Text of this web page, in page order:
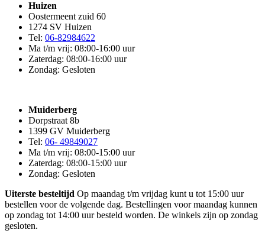
Huizen
Oostermeent zuid 60
1274 SV Huizen
Tel: 06-82984622
Ma t/m vrij: 08:00-16:00 uur
Zaterdag: 08:00-16:00 uur
Zondag: Gesloten
Muiderberg
Dorpstraat 8b
1399 GV Muiderberg
Tel: 06- 49849027
Ma t/m vrij: 08:00-15:00 uur
Zaterdag: 08:00-15:00 uur
Zondag: Gesloten
Uiterste besteltijd Op maandag t/m vrijdag kunt u tot 15:00 uur
bestellen voor de volgende dag. Bestellingen voor maandag kunnen
op zondag tot 14:00 uur besteld worden. De winkels zijn op zondag
gesloten.